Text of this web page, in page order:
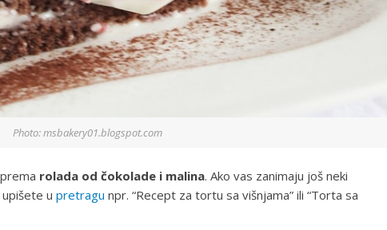
Photo: msbakery01.blogspot.com
rolada od čokolade i malina. Ako vas zanimaju još neki
upišete u pretragu npr. “Recept za tortu sa višnjama” ili “Torta sa